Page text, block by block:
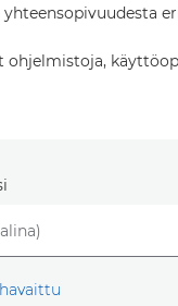
ohjelmistoja,